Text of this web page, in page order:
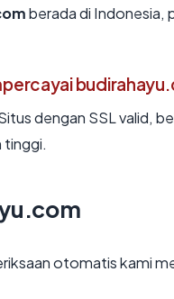
berada di Indonesia,
dengan SSL valid,
tinggi.
otomatis kami